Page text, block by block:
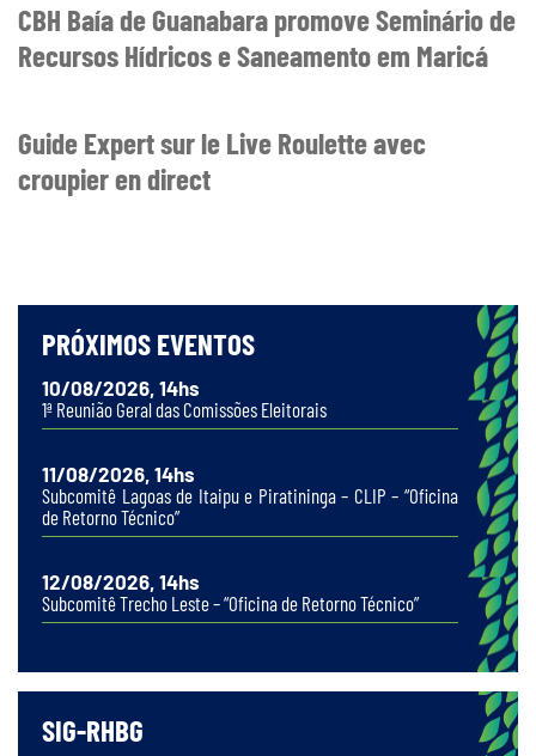
CBH Baía de Guanabara promove Seminário de
Recursos Hídricos e Saneamento em Maricá
Guide Expert sur le Live Roulette avec
croupier en direct
PRÓXIMOS EVENTOS
10/08/2026, 14hs
1ª Reunião Geral das Comissões Eleitorais
11/08/2026, 14hs
Subcomitê Lagoas de Itaipu e Piratininga – CLIP – “Oficina
de Retorno Técnico”
12/08/2026, 14hs
Subcomitê Trecho Leste – “Oficina de Retorno Técnico”
SIG-RHBG